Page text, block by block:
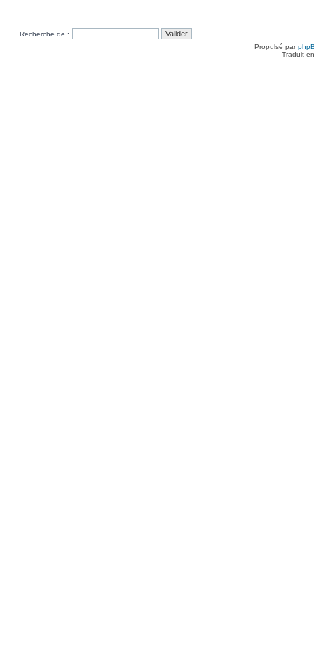
Recherche de :
Propulsé par
Traduit